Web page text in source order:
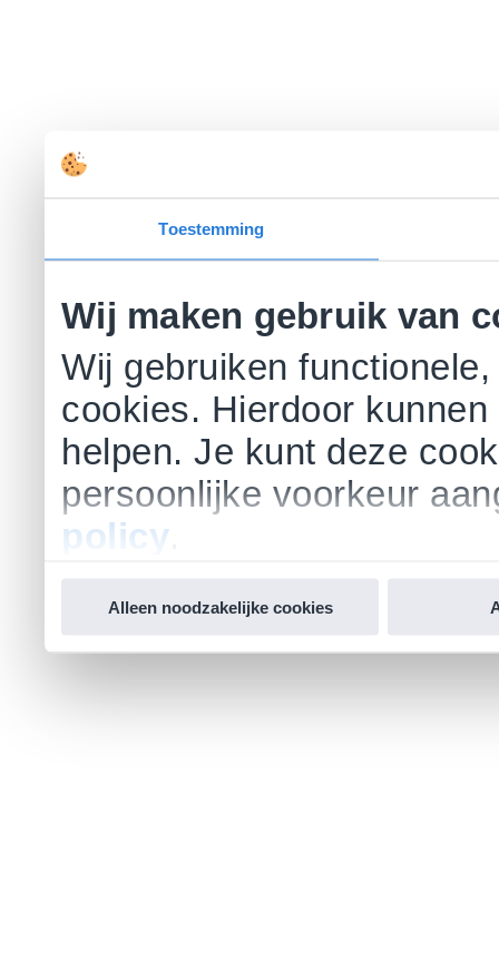
Toestemming
Wij maken gebruik van
Wij gebruiken
cookies. Hierdoor
helpen. Je kunt deze
persoonlijke voorkeur
policy
Alleen noodzakelijke cookies